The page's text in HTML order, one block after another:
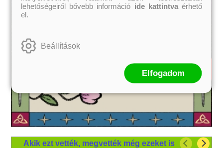
Akik ezt vették, megvették még ezeket is
lehetőségeiről bővebb információ ide kattintvaérhető
el.
Beállítások
Elfogadom